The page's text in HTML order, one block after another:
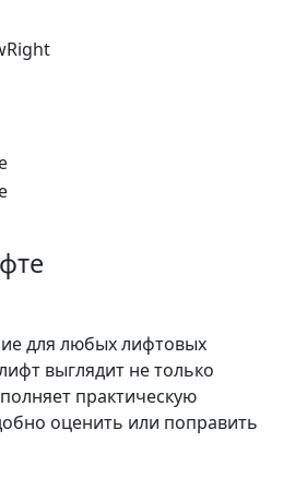
для любых лифтовых
выглядит не только
практическую
оценить или поправить